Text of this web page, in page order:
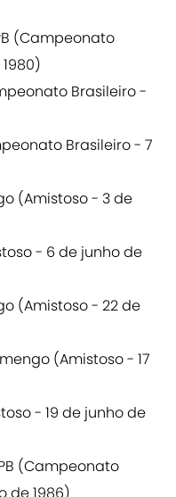
(Campeonato
Brasileiro -
Brasileiro - 7
(Amistoso - 3 de
- 6 de junho de
(Amistoso - 22 de
(Amistoso - 17
- 19 de junho de
(Campeonato